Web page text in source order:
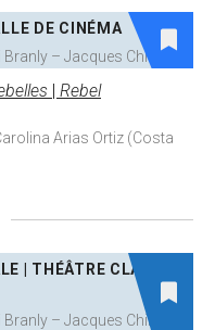
DE CINÉMA
– Jacques Chirac
| Rebel
Arias Ortiz (Costa
| THÉÂTRE CLAUDE
– Jacques Chirac